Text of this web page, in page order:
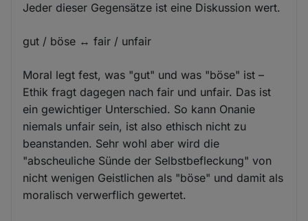
Jeder dieser Gegensätze ist eine Diskussion wert.
gut / böse ↔ fair / unfair
Moral legt fest, was "gut" und was "böse" ist –
Ethik fragt dagegen nach fair und unfair. Das ist
ein gewichtiger Unterschied. So kann Onanie
niemals unfair sein, ist also ethisch nicht zu
beanstanden. Sehr wohl aber wird die
"abscheuliche Sünde der Selbstbefleckung" von
nicht wenigen Geistlichen als "böse" und damit als
moralisch verwerflich gewertet.